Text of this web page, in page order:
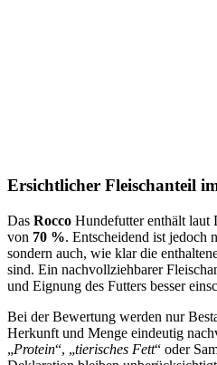
Ersichtlicher Fleischanteil
Das Rocco Hundefutter enthält laut
von 70 %. Entscheidend ist jedoch
sondern auch, wie klar die
sind. Ein nachvollziehbarer
und Eignung des Futters besser
Bei der Bewertung werden nur
Herkunft und Menge eindeutig
„Protein“, „tierisches Fett“ oder